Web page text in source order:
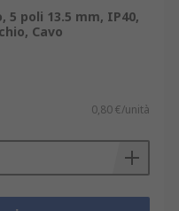
gamma di
din 5 poli,
din 6 poli
e molti
5 poli 13.5 mm, IP40,
Cavo
0,80 €/unità